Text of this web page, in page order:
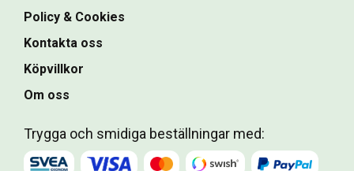
Policy & Cookies
Kontakta oss
Köpvillkor
Om oss
Trygga och smidiga beställningar med: